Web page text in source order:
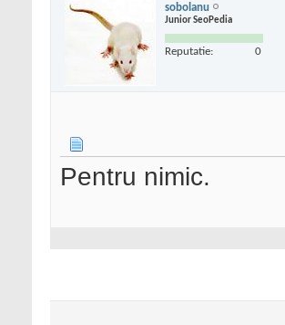
sobolanu
Junior SeoPedia
Reputatie: 0
Pentru nimic.